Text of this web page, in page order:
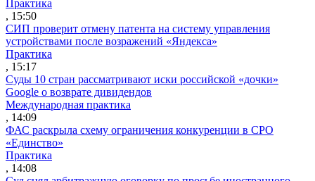
Практика
, 15:50
СИП проверит отмену патента на систему управления
устройствами после возражений «Яндекса»
Практика
, 15:17
Суды 10 стран рассматривают иски российской «дочки»
Google о возврате дивидендов
Международная практика
, 14:09
ФАС раскрыла схему ограничения конкуренции в СРО
«Единство»
Практика
, 14:08